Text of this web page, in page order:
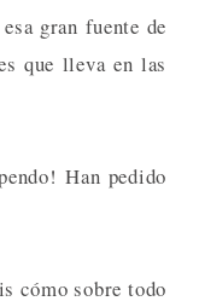
gran fuente de
que lleva en las
Han pedido
cómo sobre todo